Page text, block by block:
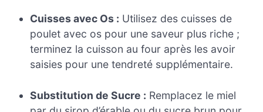
Cuisses avec Os : Utilisez des cuisses de
poulet avec os pour une saveur plus riche ;
terminez la cuisson au four après les avoir
saisies pour une tendreté supplémentaire.
Substitution de Sucre : Remplacez le miel